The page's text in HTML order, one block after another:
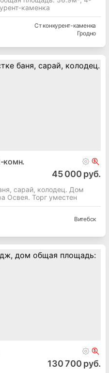
Ст конкурент-каменка
Гродно
Витебск